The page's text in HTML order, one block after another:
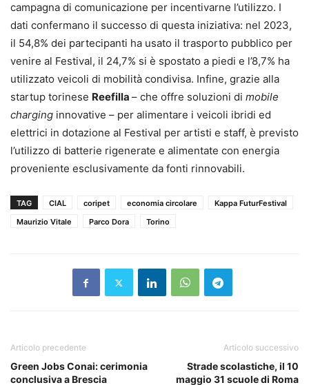
campagna di comunicazione per incentivarne l’utilizzo. I
dati confermano il successo di questa iniziativa: nel 2023,
il 54,8% dei partecipanti ha usato il trasporto pubblico per
venire al Festival, il 24,7% si è spostato a piedi e l’8,7% ha
utilizzato veicoli di mobilità condivisa. Infine, grazie alla
startup torinese Reefilla – che offre soluzioni di mobile
charging innovative – per alimentare i veicoli ibridi ed
elettrici in dotazione al Festival per artisti e staff, è previsto
l’utilizzo di batterie rigenerate e alimentate con energia
proveniente esclusivamente da fonti rinnovabili.
TAG CIAL coripet economia circolare
Kappa FuturFestival
Maurizio Vitale
Parco Dora Torino
Articolo precedente
Green Jobs Conai: cerimonia
conclusiva a Brescia
Articolo successivo
Strade scolastiche, il 10
maggio 31 scuole di Roma